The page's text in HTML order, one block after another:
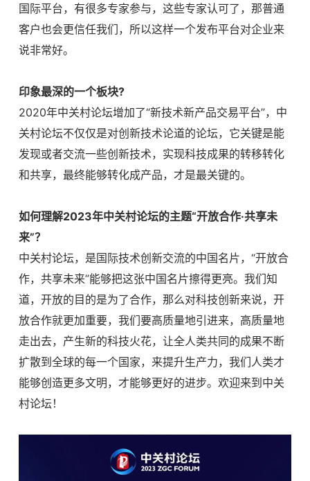
国际平台，有很多专家参与，这些专家认可了，那普通
客户也会更信任我们，所以这样一个发布平台对企业来
说非常好。
印象最深的一个板块?
2020年中关村论坛增加了“新技术新产品交易平台”，中
关村论坛不仅仅是对创新技术论道的论坛，它关键是能
发现或者交流一些创新技术，实现科技成果的转移转化
和共享，最终能够转化成产品，才是最关键的。
如何理解2023年中关村论坛的主题“开放合作·共享未
来”？
中关村论坛，是国际技术创新交流的中国名片， “开放合
作，共享未来”能够把这张中国名片擦得更亮。我们知
道，开放的目的是为了合作，那么对科技创新来说，开
放合作就更加重要，我们要高质量地引进来，高质量地
走出去，产生新的科技火花，让全人类共同的成果不断
扩散到全球的每一个国家，来提升生产力，我们人类才
能够创造更多文明，才能够更好的进步。欢迎来到中关
村论坛！